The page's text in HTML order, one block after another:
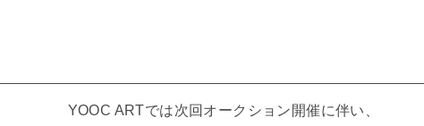
YOOC ARTでは次回オークション開催に伴い、